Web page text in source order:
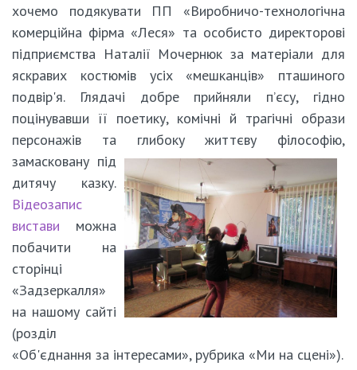
хочемо подякувати ПП «Виробничо-технологічна
комерційна фірма «Леся» та особисто директорові
підприємства Наталії Мочернюк за матеріали для
яскравих костюмів усіх «мешканців» пташиного
подвір'я. Глядачі добре прийняли п’єсу, гідно
поцінувавши її поетику, комічні й трагічні образи
персонажів та глибоку життєву філософію,
замасковану під
дитячу казку.
Відеозапис
вистави можна
побачити на
сторінці
«Задзеркалля»
на нашому сайті
(розділ
«Об'єднання за інтересами», рубрика «Ми на сцені»).